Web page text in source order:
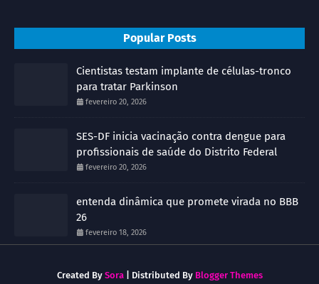
Popular Posts
Cientistas testam implante de células-tronco
para tratar Parkinson
fevereiro 20, 2026
SES-DF inicia vacinação contra dengue para
profissionais de saúde do Distrito Federal
fevereiro 20, 2026
entenda dinâmica que promete virada no BBB
26
fevereiro 18, 2026
Created By Sora| Distributed By Blogger Themes